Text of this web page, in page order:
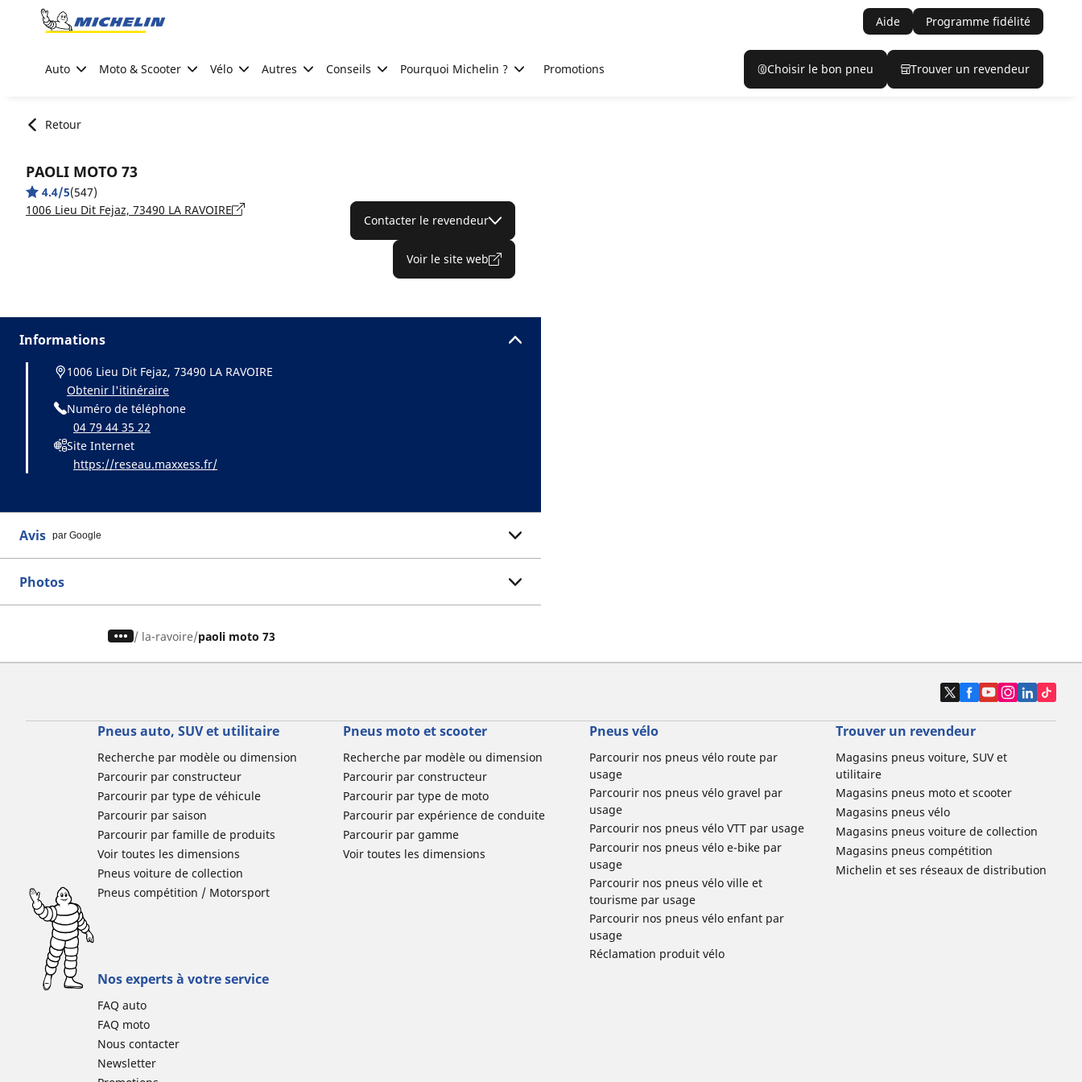
Go to page content
Aide Programme fidélité
Auto Moto & Scooter Vélo Autres Conseils Pourquoi Michelin ? Promotions Choisir le bon pneu Trouver un revendeur
Retour
PAOLI MOTO 73
4.4/5(547)
1006 Lieu Dit Fejaz, 73490 LA RAVOIRE
Contacter le revendeur
Voir le site web
Informations
1006 Lieu Dit Fejaz, 73490 LA RAVOIRE
Obtenir l'itinéraire
Numéro de téléphone
04 79 44 35 22
Site Internet
https://reseau.maxxess.fr/
Avis par Google
Photos
/ la-ravoire paoli moto 73
Pneus auto, SUV et utilitaire
Recherche par modèle ou dimension
Parcourir par constructeur
Parcourir par type de véhicule
Parcourir par saison
Parcourir par famille de produits
Voir toutes les dimensions
Pneus voiture de collection
Pneus compétition / Motorsport
Pneus moto et scooter
Recherche par modèle ou dimension
Parcourir par constructeur
Parcourir par type de moto
Parcourir par expérience de conduite
Parcourir par gamme
Voir toutes les dimensions
Pneus vélo
Parcourir nos pneus vélo route par
usage
Parcourir nos pneus vélo gravel par
usage
Parcourir nos pneus vélo VTT par usage
Parcourir nos pneus vélo e-bike par
usage
Parcourir nos pneus vélo ville et
tourisme par usage
Parcourir nos pneus vélo enfant par
usage
Réclamation produit vélo
Trouver un revendeur
Magasins pneus voiture, SUV et
utilitaire
Magasins pneus moto et scooter
Magasins pneus vélo
Magasins pneus voiture de collection
Magasins pneus compétition
Michelin et ses réseaux de distribution
Nos experts à votre service
FAQ auto
FAQ moto
Nous contacter
Newsletter